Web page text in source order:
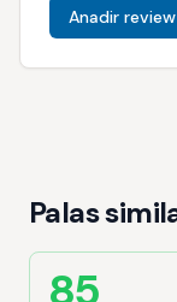
Anadir review
Palas
85